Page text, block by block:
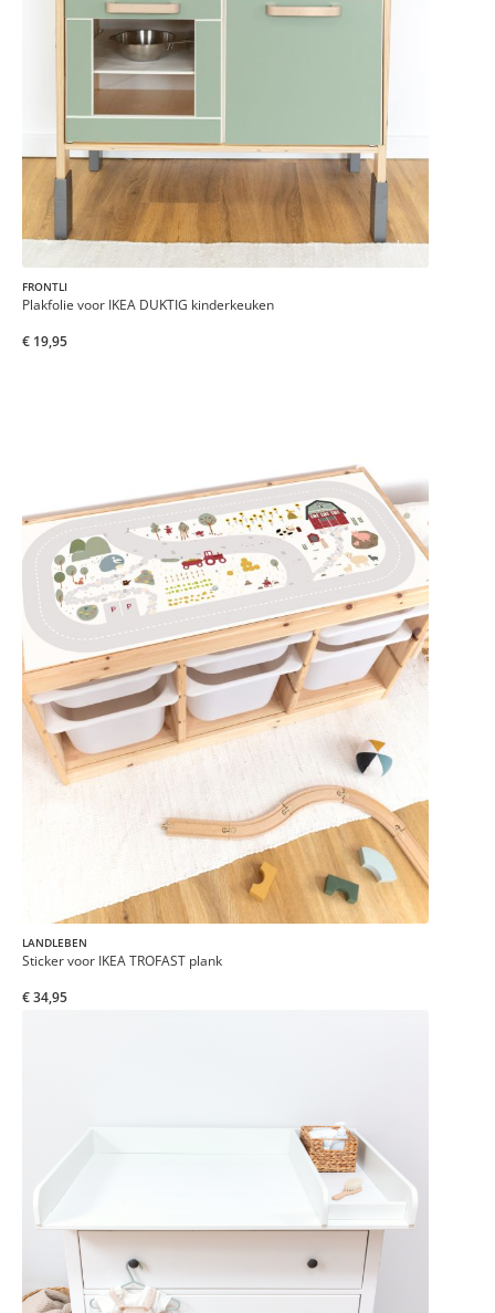
FRONTLI
Plakfolie voor IKEA DUKTIG kinderkeuken
€ 19,95
LANDLEBEN
Sticker voor IKEA TROFAST plank
€ 34,95